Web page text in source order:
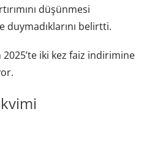
düşünmesi
duymadıklarını belirtti.
2025’te iki kez faiz indirimine